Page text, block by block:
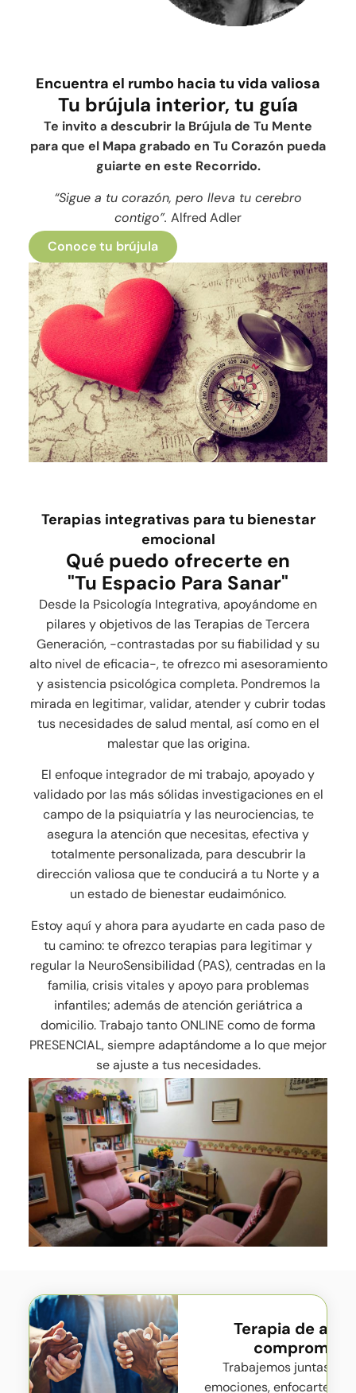
Encuentra el rumbo hacia tu vida valiosa
Tu brújula interior, tu guía
Te invito a descubrir la Brújula de Tu Mente
para que el Mapa grabado en Tu Corazón pueda
guiarte en este Recorrido.
“Sigue a tu corazón, pero lleva tu cerebro
contigo”. Alfred Adler
Conoce tu brújula
Terapias integrativas para tu bienestar
emocional
Qué puedo ofrecerte en
"Tu Espacio Para Sanar"
Desde la Psicología Integrativa, apoyándome en
pilares y objetivos de las Terapias de Tercera
Generación, -contrastadas por su fiabilidad y su
alto nivel de eficacia-, te ofrezco mi asesoramiento
y asistencia psicológica completa. Pondremos la
mirada en legitimar, validar, atender y cubrir todas
tus necesidades de salud mental, así como en el
malestar que las origina.
El enfoque integrador de mi trabajo, apoyado y
validado por las más sólidas investigaciones en el
campo de la psiquiatría y las neurociencias, te
asegura la atención que necesitas, efectiva y
totalmente personalizada, para descubrir la
dirección valiosa que te conducirá a tu Norte y a
un estado de bienestar eudaimónico.
Estoy aquí y ahora para ayudarte en cada paso de
tu camino: te ofrezco terapias para legitimar y
regular la NeuroSensibilidad (PAS), centradas en la
familia, crisis vitales y apoyo para problemas
infantiles; además de atención geriátrica a
domicilio. Trabajo tanto ONLINE como de forma
PRESENCIAL, siempre adaptándome a lo que mejor
se ajuste a tus necesidades.
Terapia de
compromiso
Trabajemos juntas
emociones, enfocarte en